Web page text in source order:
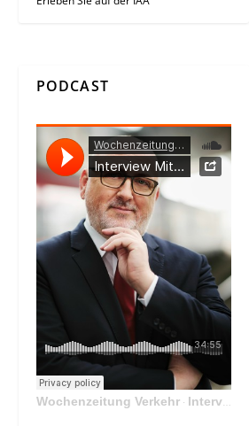
PODCAST
Wochenzeitung Verkehr· Interview Mit Andreas Matthä, CEO der ÖBB Holding